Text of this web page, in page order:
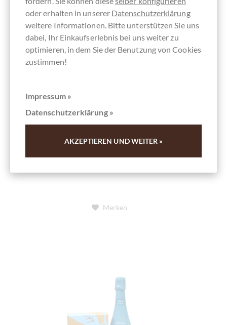
chocolats-de-luxe.de
100% Kakaomasse - Neue 100%
Details
Derzeit ausverkauft !
Merken
oder erhalten in unserer Datenschutzerklärung
weitere Informationen. Bitte unterstützen Sie uns
dabei, Ihr Einkaufserlebnis bei uns weiter zu
optimieren, in dem Sie der Benutzung von Cookies
zustimmen!
Impressum »
Datenschutzerklärung »
AKZEPTIEREN UND WEITER »